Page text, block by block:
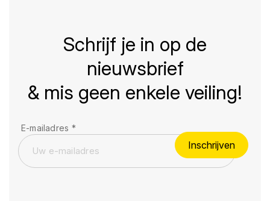
Schrijf je in op de
nieuwsbrief
& mis geen enkele veiling!
E-mailadres *
Inschrijven